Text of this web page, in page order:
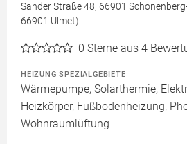
Sander Straße 48, 66901
66901 Ulmet)
0 Sterne aus 4
HEIZUNG SPEZIALGEBIETE
Wärmepumpe, Solarthermie,
Heizkörper, Fußbodenheizung,
Wohnraumlüftung